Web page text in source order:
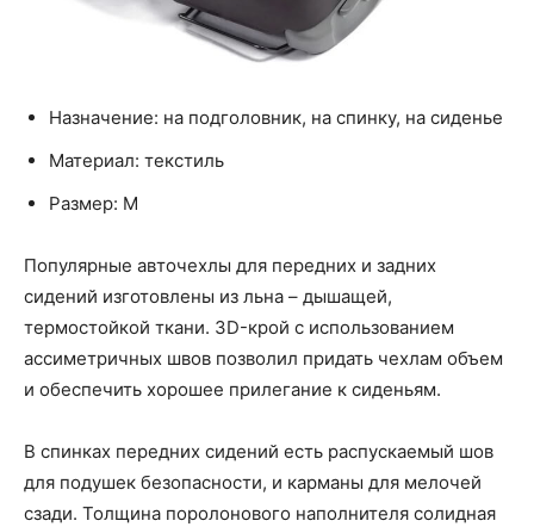
Назначение: на подголовник, на спинку, на сиденье
Материал: текстиль
Размер: M
Популярные авточехлы для передних и задних
сидений изготовлены из льна – дышащей,
термостойкой ткани. 3D-крой с использованием
ассиметричных швов позволил придать чехлам объем
и обеспечить хорошее прилегание к сиденьям.
В спинках передних сидений есть распускаемый шов
для подушек безопасности, и карманы для мелочей
сзади. Толщина поролонового наполнителя солидная